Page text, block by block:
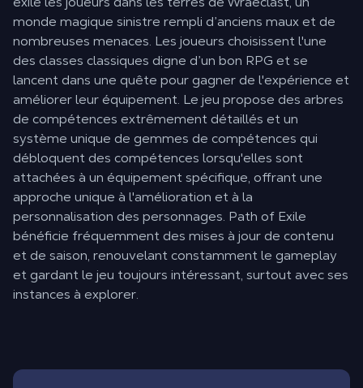
monde magique sinistre rempli d’anciens maux et de
nombreuses menaces. Les joueurs choisissent l'une
des classes classiques digne d’un bon RPG et se
lancent dans une quête pour gagner de l'expérience et
améliorer leur équipement. Le jeu propose des arbres
de compétences extrêmement détaillés et un
système unique de gemmes de compétences qui
débloquent des compétences lorsqu'elles sont
attachées à un équipement spécifique, offrant une
approche unique à l'amélioration et à la
personnalisation des personnages. Path of Exile
bénéficie fréquemment des mises à jour de contenu
et de saison, renouvelant constamment le gameplay
et gardant le jeu toujours intéressant, surtout avec ses
instances à explorer.